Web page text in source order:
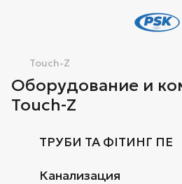
Touch-Z
Оборудование и
Touch-Z
ТРУБИ ТА ФІТИНГ ПЕ
Канализация